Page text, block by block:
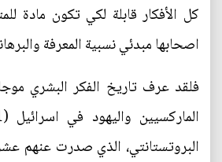
كل الأفكار قابلة لكي تكون مادة
اصحابها مبدئي نسبية المعرفة
فلقد عرف تاريخ الفكر البشري
البروتستانتي، الذي صدرت عنهم